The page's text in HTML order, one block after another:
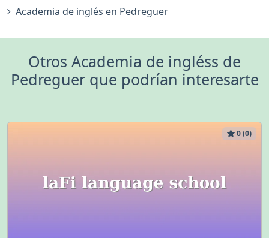
Academia de inglés en Pedreguer
Otros Academia de ingléss de
Pedreguer que podrían interesarte
0 (0)